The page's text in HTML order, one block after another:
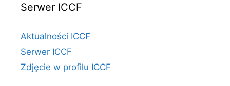
Serwer ICCF
Aktualności ICCF
Serwer ICCF
Zdjęcie w profilu ICCF